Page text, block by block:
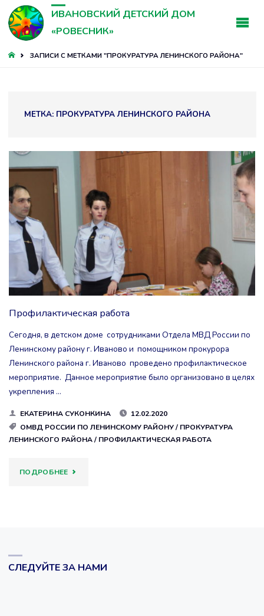
ИВАНОВСКИЙ ДЕТСКИЙ ДОМ
«РОВЕСНИК»
ГЛАВНАЯ
ЗАПИСИ С МЕТКАМИ "ПРОКУРАТУРА ЛЕНИНСКОГО РАЙОНА"
МЕТКА: ПРОКУРАТУРА ЛЕНИНСКОГО РАЙОНА
Профилактическая работа
Сегодня, в детском доме сотрудниками Отдела МВД России по
Ленинскому району г. Иваново и помощником прокурора
Ленинского района г. Иваново проведено профилактическое
мероприятие. Данное мероприятие было организовано в целях
укрепления …
ЕКАТЕРИНА СУКОНКИНА
12.02.2020
ОМВД РОССИИ ПО ЛЕНИНСКОМУ РАЙОНУ/ ПРОКУРАТУРА
ЛЕНИНСКОГО РАЙОНА/ ПРОФИЛАКТИЧЕСКАЯ РАБОТА
ПОДРОБНЕЕ"ПРОФИЛАКТИЧЕСКАЯ
СЛЕДУЙТЕ ЗА НАМИ